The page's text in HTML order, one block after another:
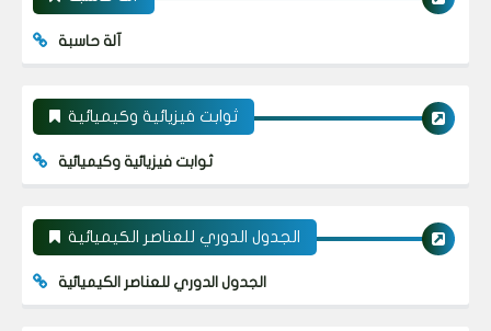
آلة حاسبة
ثوابت فيزيائية وكيميائية
ثوابت فيزيائية وكيميائية
الجدول الدوري للعناصر الكيميائية
الجدول الدوري للعناصر الكيميائية